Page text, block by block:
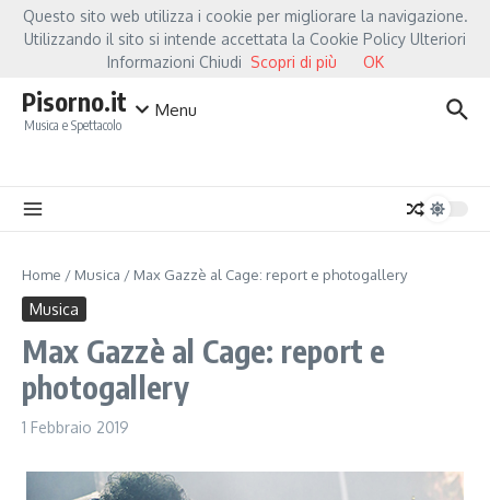
Salta al contenuto
Hot NewsFiorella Mannoia, a Capannori nasce “Anime Salve”: la data zero è un
Pisorno.it
Musica e Spettacolo
Menu
Home / Musica / Max Gazzè al Cage: report e photogallery
Musica
Max Gazzè al Cage: report e
photogallery
1 Febbraio 2019
Questo sito web utilizza i cookie per migliorare la navigazione.
Utilizzando il sito si intende accettata la Cookie Policy Ulteriori
Informazioni Chiudi Scopri di più OK